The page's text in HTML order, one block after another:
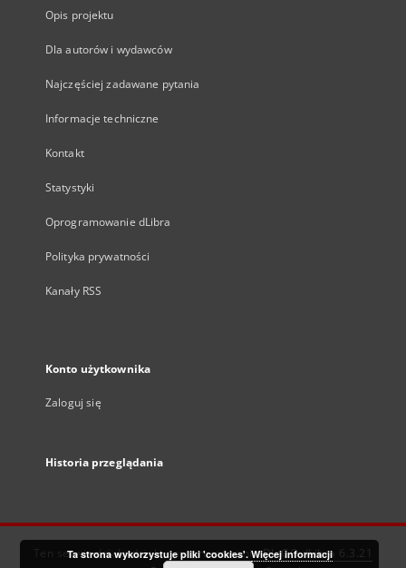
Opis projektu
Dla autorów i wydawców
Najczęściej zadawane pytania
Informacje techniczne
Kontakt
Statystyki
Oprogramowanie dLibra
Polityka prywatności
Kanały RSS
Konto użytkownika
Zaloguj się
Historia przeglądania
Ten serwis działa dzięki oprogramowaniuDInGO dLibra 6.3.21
Ta strona wykorzystuje pliki 'cookies'. Więcej informacji